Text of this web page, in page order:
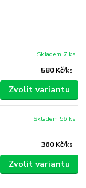
580 Kč/ks
Skladem 7 ks
Zvolit variantu
360 Kč/ks
Skladem 56 ks
Zvolit variantu